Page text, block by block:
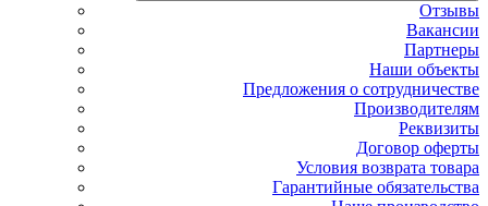
Отзывы
Вакансии
Партнеры
Наши объекты
Предложения о сотрудничестве
Производителям
Реквизиты
Договор оферты
Условия возврата товара
Гарантийные обязательства